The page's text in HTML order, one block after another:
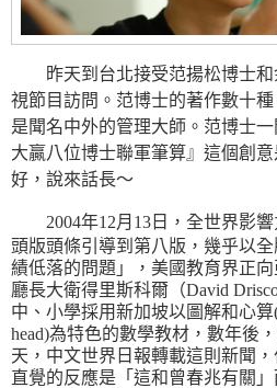
昨天到台北接受范揚松博士和
視節目訪問。范博士的著作數十
是聞名中外的管理大師。范博士
大贏八位博士聯軍筆算』這個創
好，說來話長～
2004年12月13日，全世界影
頭版頭條引導到第八版，幾乎以
績低落的問題」，美國教育界正
廳長大衛得里斯科爾（David
中、小學採用新加坡以圖解和心算
head)為特色的數學教材，數年後
天，中文世界日報轉載這則新聞
直覺的反應是「這和曾春兆有關